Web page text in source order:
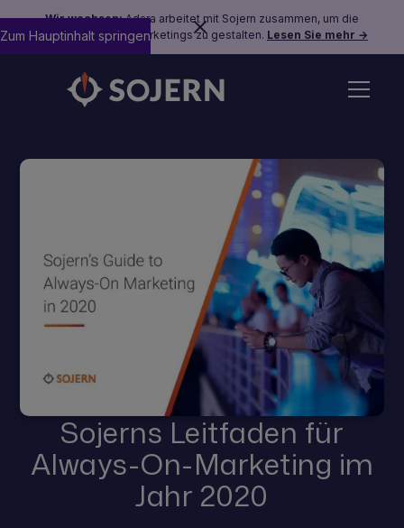
Wir wachsen:Adara arbeitet mit Sojern zusammen, um die
Zukunft des Reisemarketings zu gestalten. Lesen Sie mehr →
Zum Hauptinhalt springen
Sojerns Leitfaden für
Always-On-Marketing im
Jahr 2020